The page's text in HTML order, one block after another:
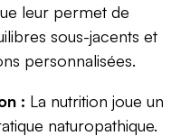
leur permet de
sous-jacents et
personnalisées.
: La nutrition joue un
naturopathique.